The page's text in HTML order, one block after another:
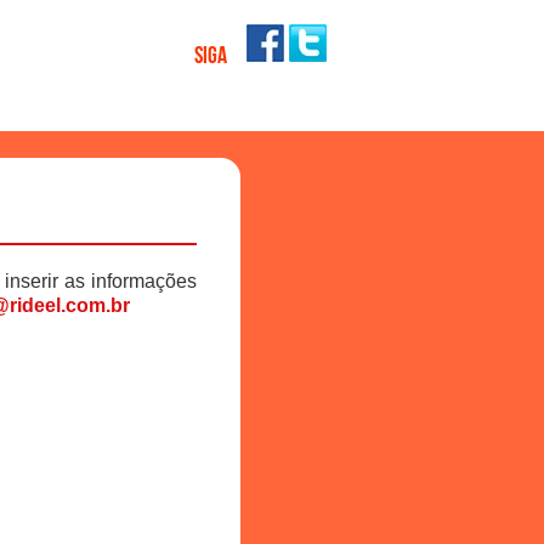
SIGA
as informações